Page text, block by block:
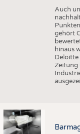
Auch
gehört
hinaus
Deloitte
Zeitung